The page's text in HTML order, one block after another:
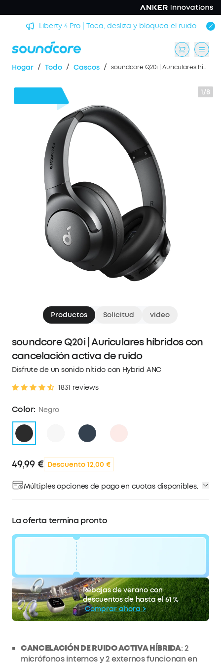
Liberty 4 Pro | Toca, desliza y bloquea el ruido
Hogar / Todo / Cascos / soundcore Q20i | Auriculares híbridos con cancelación activa de ruido
1/8
Productos Solicitud video
soundcore Q20i | Auriculares híbridos con
cancelación activa de ruido
Disfrute de un sonido nítido con Hybrid ANC
1831 reviews
Color: Negro
49,99 € Descuento 12,00 €
Múltiples opciones de pago en cuotas disponibles.
La oferta termina pronto
12 €
Descuento
código:WS24MY252VOG
La oferta termina pronto.
COPIAR
Rebajas de verano con
descuentos de hasta el 61 %
Comprar ahora >
CANCELACIÓN DE RUIDO ACTIVA HÍBRIDA: 2
micrófonos internos y 2 externos funcionan en